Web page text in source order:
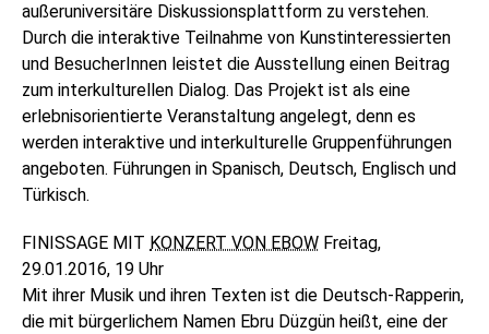
außeruniversitäre Diskussionsplattform zu verstehen.
Durch die interaktive Teilnahme von Kunstinteressierten
und BesucherInnen leistet die Ausstellung einen Beitrag
zum interkulturellen Dialog. Das Projekt ist als eine
erlebnisorientierte Veranstaltung angelegt, denn es
werden interaktive und interkulturelle Gruppenführungen
angeboten. Führungen in Spanisch, Deutsch, Englisch und
Türkisch.
FINISSAGE MIT KONZERT VON EBOW Freitag,
29.01.2016, 19 Uhr
Mit ihrer Musik und ihren Texten ist die Deutsch-Rapperin,
die mit bürgerlichem Namen Ebru Düzgün heißt, eine der